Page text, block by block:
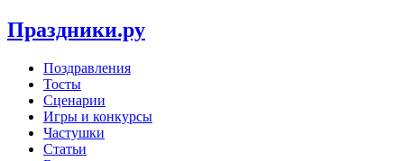
Праздники.ру
Поздравления
Тосты
Сценарии
Игры и конкурсы
Частушки
Статьи